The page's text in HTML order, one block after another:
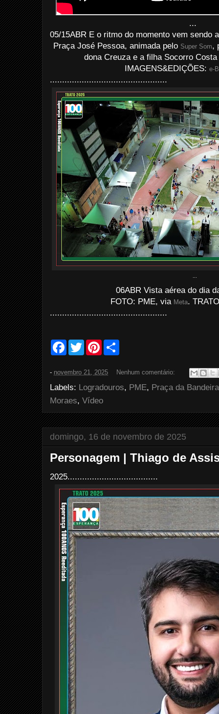
...
05/15ABR E o ritmo do momento vem sendo
Praça José Pessoa, animada pelo Super Som,
dona Creuza e a filha Socorro
IMAGENS&EDIÇÕES: e-
................................................
06ABR Vista aérea do dia
FOTO: PME, via Meta.
................................................
F
b
o
o
k
T
w
t
r
P
e
r
e
s
e
- novembro 21, 2025 Nenhum comentário:
Labels: Logradouros, PME, Praça da Bandeira
Moraes, Vídeo
domingo, 16 de novembro de 2025
Personagem | Thiago de
2025.....................................